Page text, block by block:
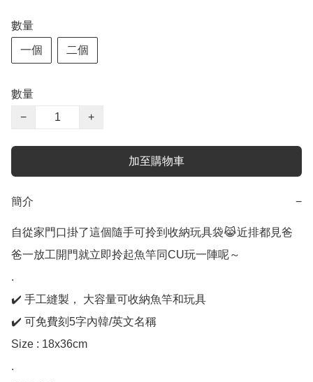
數量
一個 二個
數量
−
+
加至購物車
簡介 −
自從家門口掛了這個隨手可拎到收納玩具袋😹近排都見爸
爸一放工開門就立即拎起魚竿同CU玩一陣呢～
.
✔️ 手工縫製， 大容量可收納魚竿和玩具
✔️ 可免費刻5字內韓/英文名稱
Size : 18x36cm
.